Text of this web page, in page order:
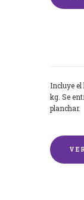
Incluye
kg. Se
planchar.